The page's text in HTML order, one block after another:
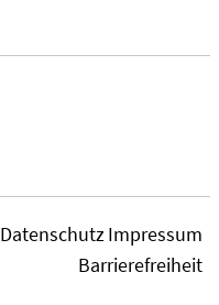
DatenschutzImpressum
Barrierefreiheit